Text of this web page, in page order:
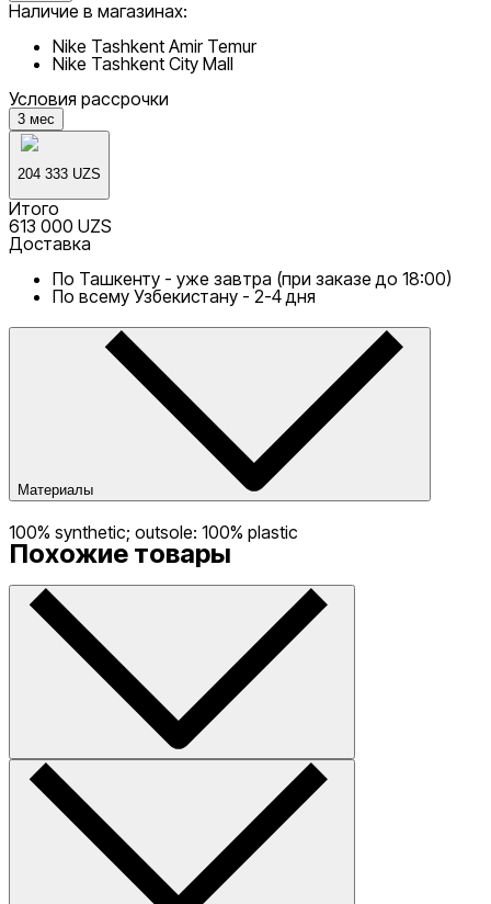
Наличие в магазинах:
Nike Tashkent Amir Temur
Nike Tashkent City Mall
Условия рассрочки
3 мес
204 333 UZS
Итого
613 000 UZS
Доставка
По Ташкенту - уже завтра (при заказе до 18:00)
По всему Узбекистану - 2-4 дня
Материалы
100% synthetic; outsole: 100% plastic
Похожие товары